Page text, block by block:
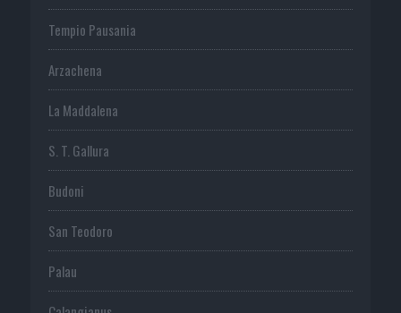
Tempio Pausania
Arzachena
La Maddalena
S. T. Gallura
Budoni
San Teodoro
Palau